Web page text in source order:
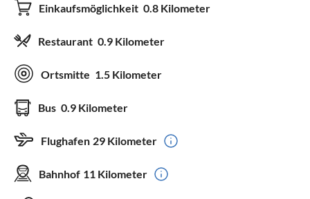
Einkaufsmöglichkeit 0.8 Kilometer
Restaurant 0.9 Kilometer
Ortsmitte 1.5 Kilometer
Bus 0.9 Kilometer
Flughafen 29 Kilometer
Bahnhof 11 Kilometer